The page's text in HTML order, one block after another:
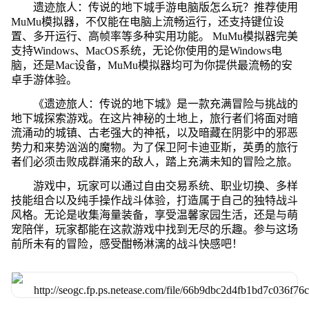
遗迹旅人：传说的地下城手游电脑版怎么玩？推荐使用
MuMu模拟器，不仅能在电脑上流畅运行，还支持键位设
置、多开运行、高帧率等多种实用功能。 MuMu模拟器完美
支持Windows、MacOS系统，无论你使用的是Windows电
脑，还是Mac设备，MuMu模拟器均可为你提供最流畅的安
卓手游体验。
《遗迹旅人：传说的地下城》是一款充满冒险与挑战的
地下城探索游戏。在这片神秘的土地上，旅行者们将面对暗
流涌动的城镇、古老强大的神祇，以及暗藏在阴影中的邪恶
势力和来势汹汹的魔物。为了保卫阿卡迪亚斯，英勇的旅行
者们必须击败成群涌来的敌人，踏上充满未知的冒险之旅。
游戏中，玩家可以通过自由交易系统、职业切换、多样
技能组合以及纯手操作战斗体验，打造属于自己的独特战斗
风格。无论是收集海量装备，享受温馨家园生活，还是与萌
宠陪伴，玩家都能在这款游戏中找到无尽的乐趣。参与这场
前所未有的冒险，感受酣畅淋漓的战斗快感吧！